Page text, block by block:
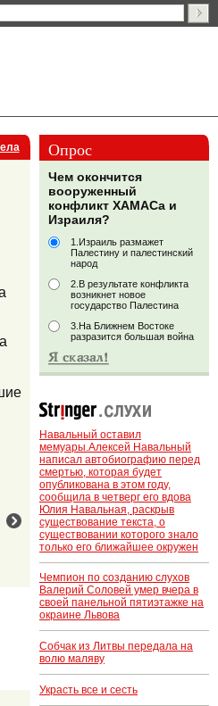
Опрос
Чем окончится
вооруженный
конфликт ХАМАСа и
Израиля?
1.Израиль размажет
Палестину и палестинский
народ
2.В результате конфликта
возникнет новое
государство Палестина
3.На Ближнем Востоке
разразится большая война
Навальный оставил
мемуары.Алексей Навальный
написал автобиографию перед
смертью, которая будет
опубликована в этом году,
сообщила в четверг его вдова
Юлия Навальная, раскрыв
существование текста, о
существовании которого знало
только его ближайшее окружен
Чемпион по созданию слухов
Валерий Соловей умер вчера в
своей панельной пятиэтажке на
окраине Львова
Собчак из Литвы передала на
волю маляву
Украсть все и сесть